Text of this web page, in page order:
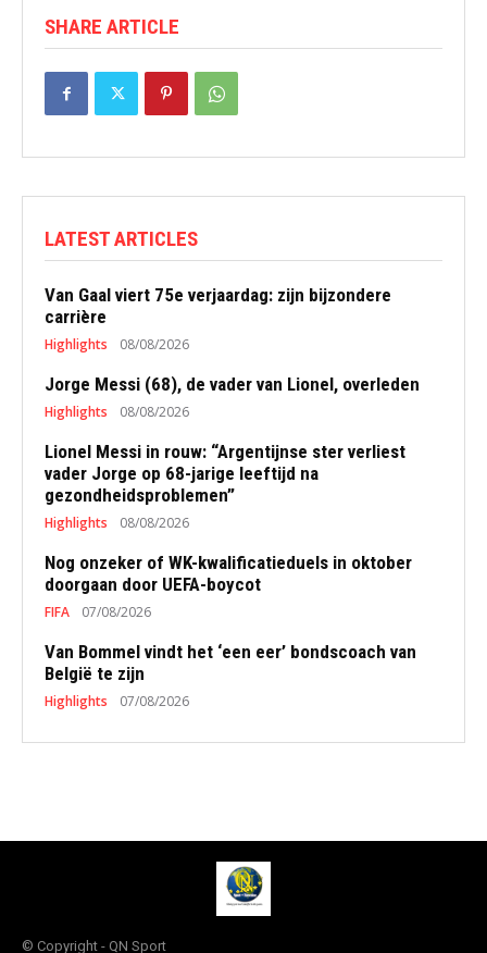
SHARE ARTICLE
LATEST ARTICLES
Van Gaal viert 75e verjaardag: zijn bijzondere
carrière
Highlights 08/08/2026
Jorge Messi (68), de vader van Lionel, overleden
Highlights 08/08/2026
Lionel Messi in rouw: “Argentijnse ster verliest
vader Jorge op 68-jarige leeftijd na
gezondheidsproblemen”
Highlights 08/08/2026
Nog onzeker of WK-kwalificatieduels in oktober
doorgaan door UEFA-boycot
FIFA 07/08/2026
Van Bommel vindt het ‘een eer’ bondscoach van
België te zijn
Highlights 07/08/2026
© Copyright - QN Sport